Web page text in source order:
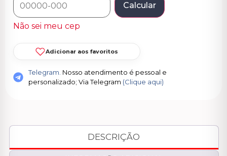
Calcular
Não sei meu cep
Adicionar aos favoritos
Telegram. Nosso atendimento é pessoal e
personalizado; Via Telegram (Clique aqui)
DESCRIÇÃO